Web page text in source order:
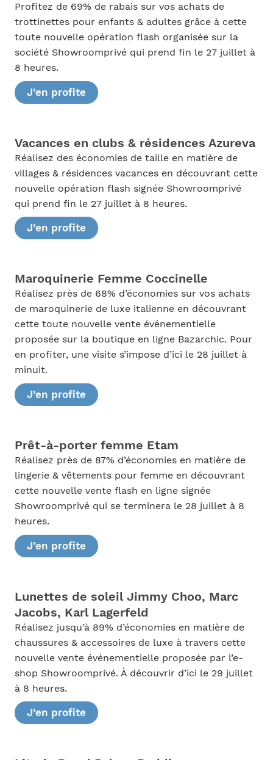
Profitez de 69% de rabais sur vos achats de
trottinettes pour enfants & adultes grâce à cette
toute nouvelle opération flash organisée sur la
société Showroomprivé qui prend fin le 27 juillet à
8 heures.
J’en profite
Vacances en clubs & résidences Azureva
Réalisez des économies de taille en matière de
villages & résidences vacances en découvrant cette
nouvelle opération flash signée Showroomprivé
qui prend fin le 27 juillet à 8 heures.
J’en profite
Maroquinerie Femme Coccinelle
Réalisez près de 68% d’économies sur vos achats
de maroquinerie de luxe italienne en découvrant
cette toute nouvelle vente événementielle
proposée sur la boutique en ligne Bazarchic. Pour
en profiter, une visite s’impose d’ici le 28 juillet à
minuit.
J’en profite
Prêt-à-porter femme Etam
Réalisez près de 87% d’économies en matière de
lingerie & vêtements pour femme en découvrant
cette nouvelle vente flash en ligne signée
Showroomprivé qui se terminera le 28 juillet à 8
heures.
J’en profite
Lunettes de soleil Jimmy Choo, Marc
Jacobs, Karl Lagerfeld
Réalisez jusqu’à 89% d’économies en matière de
chaussures & accessoires de luxe à travers cette
nouvelle vente événementielle proposée par l’e-
shop Showroomprivé. À découvrir d’ici le 29 juillet
à 8 heures.
J’en profite